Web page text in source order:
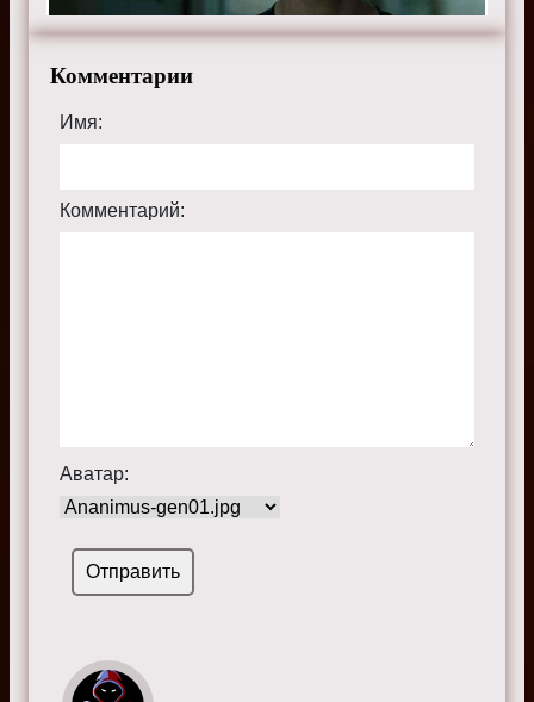
Комментарии
Имя:
Комментарий:
Аватар: